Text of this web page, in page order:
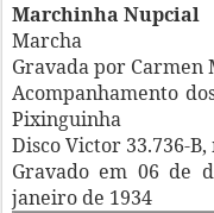
Marchinha Nupcial
Marcha
Gravada por Carmen
Acompanhamento
Pixinguinha
Disco Victor 33.736-
Gravado em 06 de
janeiro de 1934